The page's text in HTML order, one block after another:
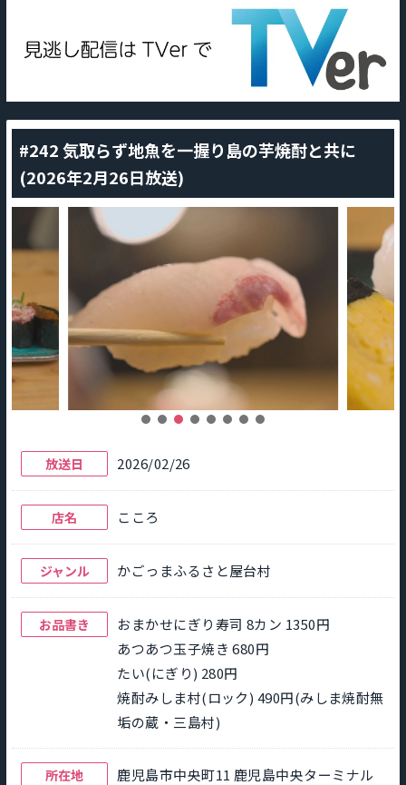
#242 気取らず地魚を一握り島の芋焼酎と共に
(2026年2月26日放送)
放送日 2026/02/26
店名 こころ
ジャンル かごっまふるさと屋台村
お品書き
おまかせにぎり寿司 8カン 1350円
あつあつ玉子焼き 680円
たい(にぎり) 280円
焼酎みしま村(ロック) 490円(みしま焼酎無
垢の蔵・三島村)
所在地
鹿児島市中央町11 鹿児島中央ターミナル